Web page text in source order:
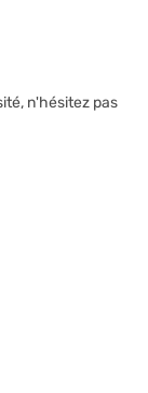
n'hésitez pas